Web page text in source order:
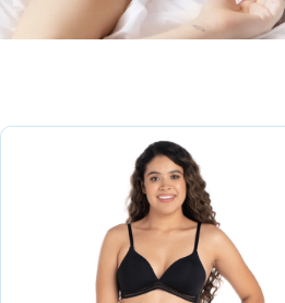
TRENDY PROMO